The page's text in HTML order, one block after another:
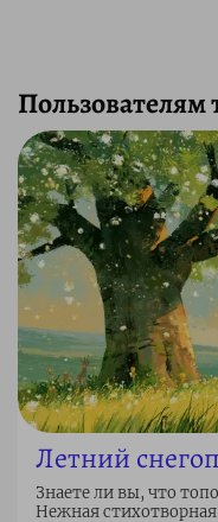
Пользователям
Летний
Знаете ли вы, что
Нежная стихотворная